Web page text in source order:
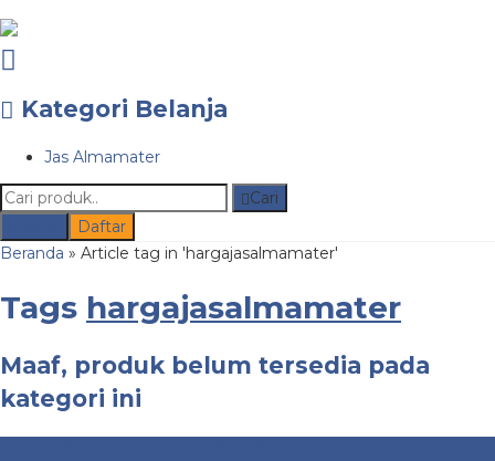
Kategori Belanja
Jas Almamater
Cari
Daftar
Beranda » Article tag in 'hargajasalmamater'
Tags hargajasalmamater
Maaf, produk belum tersedia pada
kategori ini